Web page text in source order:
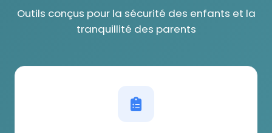
Outils conçus pour la sécurité des enfants et la
tranquillité des parents